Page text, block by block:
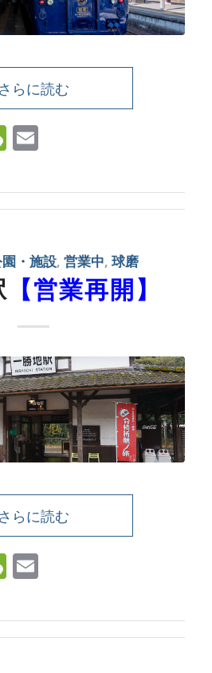
さらに読む
WeChat
Email
・施設,営業中,球磨
【営業再開】
さらに読む
WeChat
Email